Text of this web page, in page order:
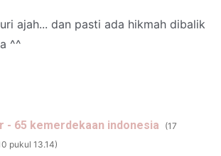
ajah... dan pasti ada hikmah dibalik
^^
- 65 kemerdekaan indonesia
17
pukul 13.14